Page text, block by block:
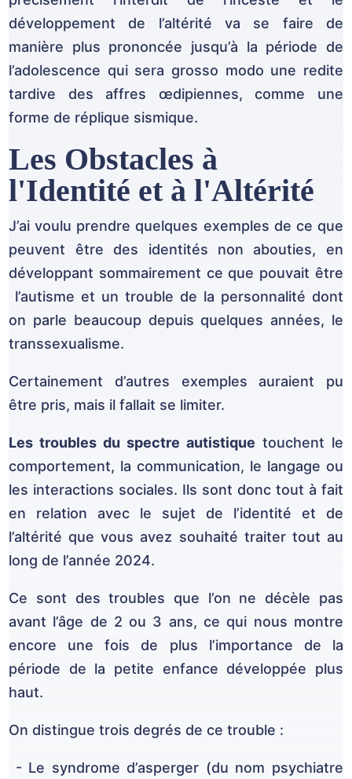
développement de l’altérité va se faire de
manière plus prononcée jusqu’à la période de
l’adolescence qui sera grosso modo une redite
tardive des affres œdipiennes, comme une
forme de réplique sismique.
Les Obstacles à
l'Identité et à l'Altérité
J’ai voulu prendre quelques exemples de ce que
peuvent être des identités non abouties, en
développant sommairement ce que pouvait être
l’autisme et un trouble de la personnalité dont
on parle beaucoup depuis quelques années, le
transsexualisme.
Certainement d’autres exemples auraient pu
être pris, mais il fallait se limiter.
Les troubles du spectre autistique touchent le
comportement, la communication, le langage ou
les interactions sociales. Ils sont donc tout à fait
en relation avec le sujet de l’identité et de
l’altérité que vous avez souhaité traiter tout au
long de l’année 2024.
Ce sont des troubles que l’on ne décèle pas
avant l’âge de 2 ou 3 ans, ce qui nous montre
encore une fois de plus l’importance de la
période de la petite enfance développée plus
haut.
On distingue trois degrés de ce trouble :
- Le syndrome d’asperger (du nom psychiatre